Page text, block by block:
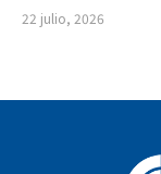
22 julio, 2026